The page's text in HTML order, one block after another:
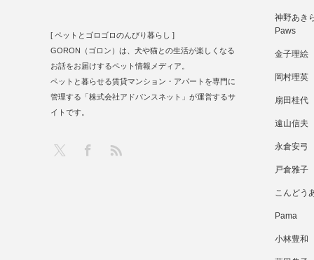
神野あき
Paws
金子理絵
岡村理英
扇田桂代
遠山信夫
永倉安弓
戸倉雅子
こんどう
Pama
小林豊和
[ ペットとゴロゴロのんびり暮らし ]
GORON（ゴロン）は、犬や猫との生活が楽しくなる
お話をお届けするペット情報メディア。
ペットと暮らせる賃貸マンション・アパートを専門に
管理する「株式会社アドバンスネット」が運営するサ
イトです。
Facebook
RSS